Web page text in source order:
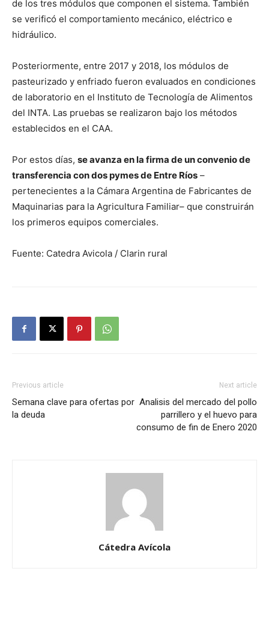
de los tres módulos que componen el sistema. También
se verificó el comportamiento mecánico, eléctrico e
hidráulico.
Posteriormente, entre 2017 y 2018, los módulos de
pasteurizado y enfriado fueron evaluados en condiciones
de laboratorio en el Instituto de Tecnología de Alimentos
del INTA. Las pruebas se realizaron bajo los métodos
establecidos en el CAA.
Por estos días, se avanza en la firma de un convenio de
transferencia con dos pymes de Entre Ríos –
pertenecientes a la Cámara Argentina de Fabricantes de
Maquinarias para la Agricultura Familiar– que construirán
los primeros equipos comerciales.
Fuente: Catedra Avicola / Clarin rural
Previous article
Semana clave para ofertas por
la deuda
Next article
Analisis del mercado del pollo
parrillero y el huevo para
consumo de fin de Enero 2020
Cátedra Avícola